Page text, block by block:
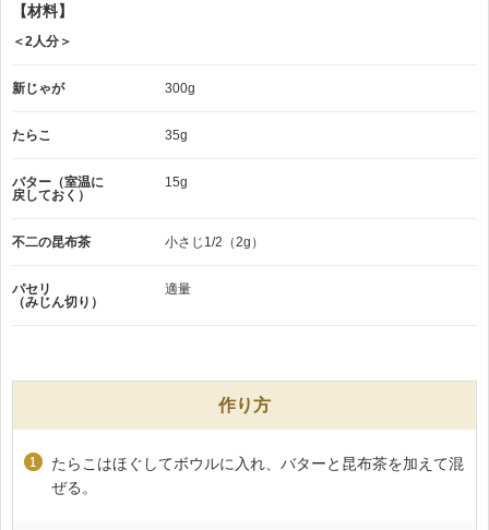
【材料】
＜2人分＞
新じゃが 300g
たらこ 35g
バター（室温に
戻しておく）
15g
不二の昆布茶 小さじ1/2（2g）
パセリ
（みじん切り）
適量
作り方
たらこはほぐしてボウルに入れ、バターと昆布茶を加えて混
ぜる。